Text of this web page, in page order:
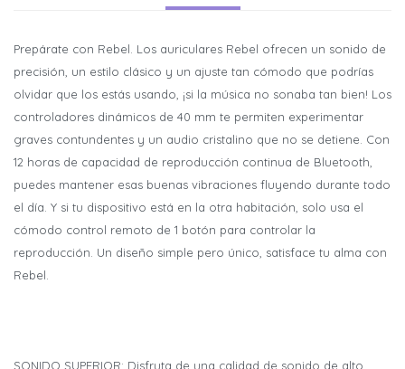
Prepárate con Rebel. Los auriculares Rebel ofrecen un sonido de
precisión, un estilo clásico y un ajuste tan cómodo que podrías
olvidar que los estás usando, ¡si la música no sonaba tan bien! Los
controladores dinámicos de 40 mm te permiten experimentar
graves contundentes y un audio cristalino que no se detiene. Con
12 horas de capacidad de reproducción continua de Bluetooth,
puedes mantener esas buenas vibraciones fluyendo durante todo
el día. Y si tu dispositivo está en la otra habitación, solo usa el
cómodo control remoto de 1 botón para controlar la
reproducción. Un diseño simple pero único, satisface tu alma con
Rebel.
SONIDO SUPERIOR: Disfruta de una calidad de sonido de alto